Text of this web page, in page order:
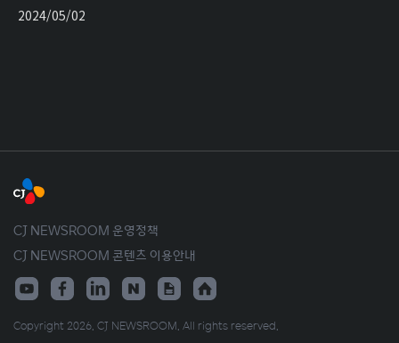
2024/05/02
CJ NEWSROOM 운영정책
CJ NEWSROOM 콘텐츠 이용안내
Copyright 2026. CJ NEWSROOM. All rights reserved.